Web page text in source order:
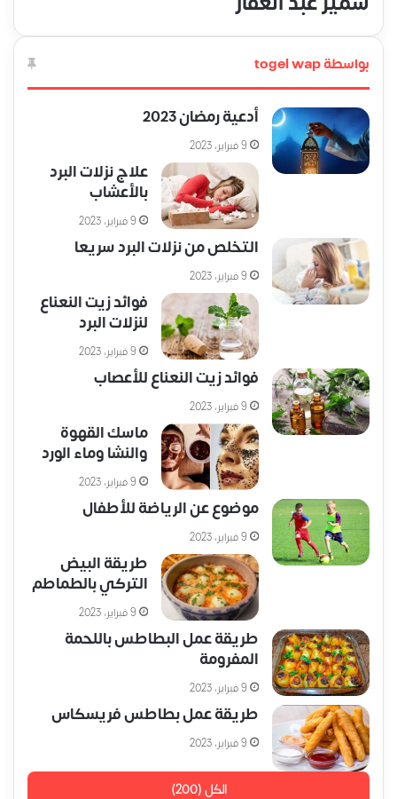
بواسطة togel wap
أدعية رمضان 2023
9 فبراير، 2023
علاج نزلات البرد
بالأعشاب
9 فبراير، 2023
التخلص من نزلات البرد سريعا
9 فبراير، 2023
فوائد زيت النعناع
لنزلات البرد
9 فبراير، 2023
فوائد زيت النعناع للأعصاب
9 فبراير، 2023
ماسك القهوة
والنشا وماء الورد
9 فبراير، 2023
موضوع عن الرياضة للأطفال
9 فبراير، 2023
طريقة البيض
التركي بالطماطم
9 فبراير، 2023
طريقة عمل البطاطس باللحمة
المفرومة
9 فبراير، 2023
طريقة عمل بطاطس فريسكاس
9 فبراير، 2023
الكل (200)